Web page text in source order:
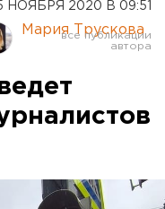
НОЯБРЯ 2020 В 09:51
Мария Трускова